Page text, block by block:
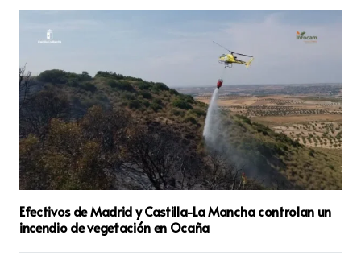
Efectivos de Madrid y Castilla-La Mancha controlan un
incendio de vegetación en Ocaña